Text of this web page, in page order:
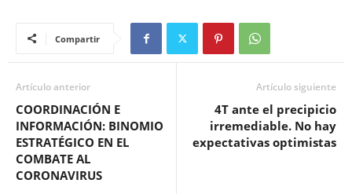
Compartir
Artículo anterior
COORDINACIÓN E
INFORMACIÓN: BINOMIO
ESTRATÉGICO EN EL
COMBATE AL
CORONAVIRUS
Artículo siguiente
4T ante el precipicio
irremediable. No hay
expectativas optimistas